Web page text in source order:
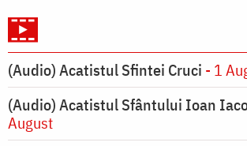
(Audio) Acatistul Sfintei Cruci - 1
(Audio) Acatistul Sfântului Ioan
August